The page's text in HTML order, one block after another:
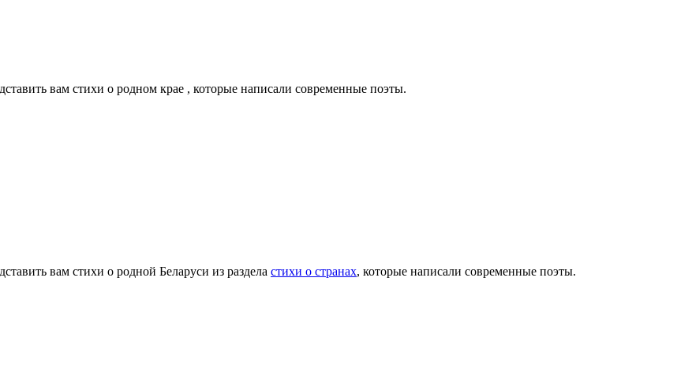
вам стихи о родном крае , которые написали современные поэты.
вам стихи о родной Беларуси из раздела стихи о странах, которые написали современные поэты.